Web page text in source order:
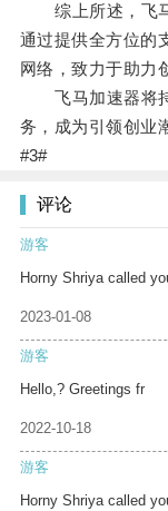
综上所述，飞马
通过提供全方位的
网络，致力于助力
飞马加速器将持
务，成为引领创业
#3#
评论
游客
Horny Shriya called
2023-01-08
游客
Hello,? Greetings fr
2022-10-18
游客
Horny Shriya called